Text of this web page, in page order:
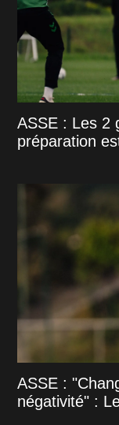
ASSE : Les 2
préparation
ASSE :
négativité" :